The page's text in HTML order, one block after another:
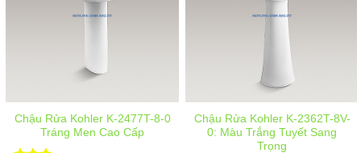
Chậu Rửa Kohler K-2477T-8-0
Tráng Men Cao Cấp
Chậu Rửa Kohler K-2362T-8V-
0: Màu Trắng Tuyết Sang
Trọng